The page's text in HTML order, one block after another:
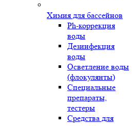
Химия для бассейнов
Ph-коррекция
воды
Дезинфекция
воды
Осветление воды
(флокулянты)
Специальные
препараты,
тестеры
Средства для